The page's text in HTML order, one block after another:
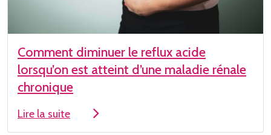
Comment diminuer le reflux acide
lorsqu’on est atteint d’une maladie rénale
chronique
Lire la suite